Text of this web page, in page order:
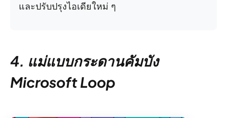
และปรับปรุงไอเดียใหม่ ๆ
4. แม่แบบกระดานคัมบัง
Microsoft Loop